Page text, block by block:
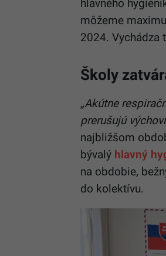
hlavného
môžeme
2024. Vychádza
Školy
„Akútne
prerušujú
najbližšom
bývalý hlavný
na obdobie,
do kolektívu.